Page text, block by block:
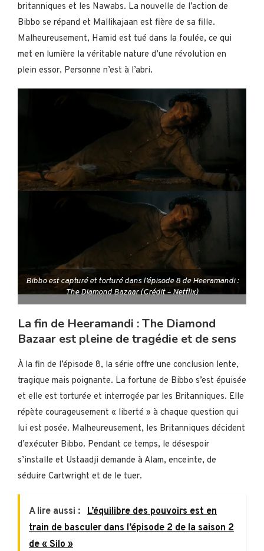
britanniques et les Nawabs. La nouvelle de l’action de
Bibbo se répand et Mallikajaan est fière de sa fille.
Malheureusement, Hamid est tué dans la foulée, ce qui
met en lumière la véritable nature d’une révolution en
plein essor. Personne n’est à l’abri.
Bibbo est capturé et torturé dans l’épisode 8 de Heeramandi :
The Diamond Bazaar (Crédit – Netflix)
La fin de Heeramandi : The Diamond
Bazaar est pleine de tragédie et de sens
À la fin de l’épisode 8, la série offre une conclusion lente,
tragique mais poignante. La fortune de Bibbo s’est épuisée
et elle est torturée et interrogée par les Britanniques. Elle
répète courageusement « liberté » à chaque question qui
lui est posée. Malheureusement, les Britanniques décident
d’exécuter Bibbo. Pendant ce temps, le désespoir
s’installe et Ustaadji demande à Alam, enceinte, de
séduire Cartwright et de le tuer.
A lire aussi :
L’équilibre des pouvoirs est en
train de basculer dans l’épisode 2 de la saison 2
de « Silo »